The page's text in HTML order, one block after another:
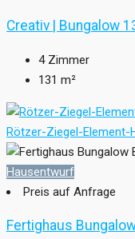
Creativ | Bungalow
4 Zimmer
131 m²
Rötzer-Ziegel-Element-
Hausentwurf
Preis auf Anfrage
Fertighaus